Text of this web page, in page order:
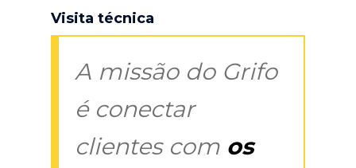
Visita técnica
A missão do Grifo
é conectar
clientes com os